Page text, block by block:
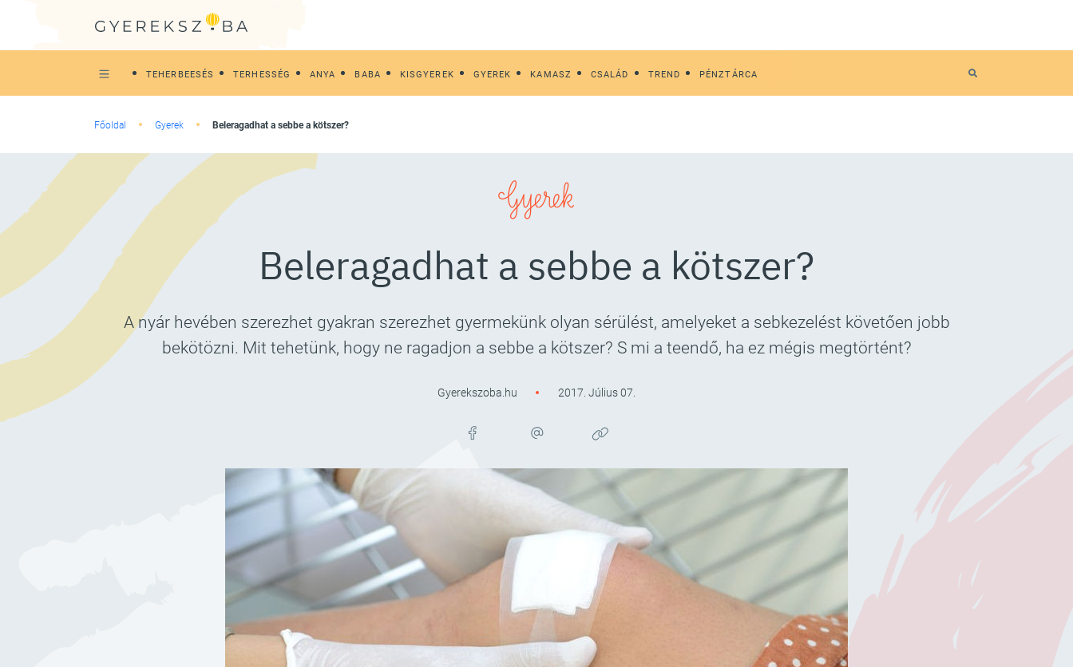
TEHERBEESÉS TERHESSÉG ANYA BABA KISGYEREK GYEREK KAMASZ CSALÁD TREND PÉNZTÁRCA
Főoldal Gyerek Beleragadhat a sebbe a kötszer?
Gyerek
Beleragadhat a sebbe a kötszer?
A nyár hevében szerezhet gyakran szerezhet gyermekünk olyan sérülést, amelyeket a sebkezelést követően jobb
bekötözni. Mit tehetünk, hogy ne ragadjon a sebbe a kötszer? S mi a teendő, ha ez mégis megtörtént?
Gyerekszoba.hu 2017. Július 07.